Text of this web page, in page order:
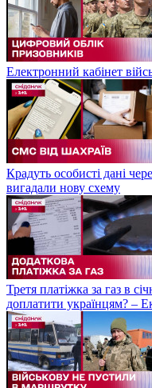
Електронний кабінет
Крадуть особисті дані
вигадали нову схему
Третя платіжка за газ в
доплатити українцям? –